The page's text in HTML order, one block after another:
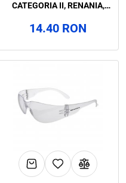
CATEGORIA II, RENANIA,
14.40 RON